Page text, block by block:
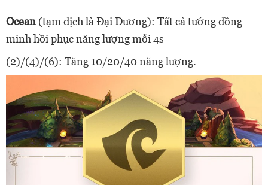
Ocean (tạm dịch là Đại Dương): Tất cả tướng đồng
minh hồi phục năng lượng mỗi 4s
(2)/(4)/(6): Tăng 10/20/40 năng lượng.